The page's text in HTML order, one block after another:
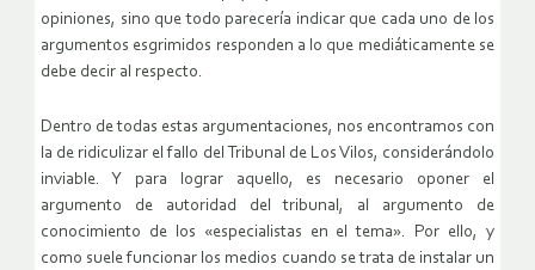
opiniones, sino que todo parecería indicar que cada uno de los
argumentos esgrimidos responden a lo que mediáticamente se
debe decir al respecto.
Dentro de todas estas argumentaciones, nos encontramos con
la de ridiculizar el fallo del Tribunal de Los Vilos, considerándolo
inviable. Y para lograr aquello, es necesario oponer el
argumento de autoridad del tribunal, al argumento de
conocimiento de los «especialistas en el tema». Por ello, y
como suele funcionar los medios cuando se trata de instalar un